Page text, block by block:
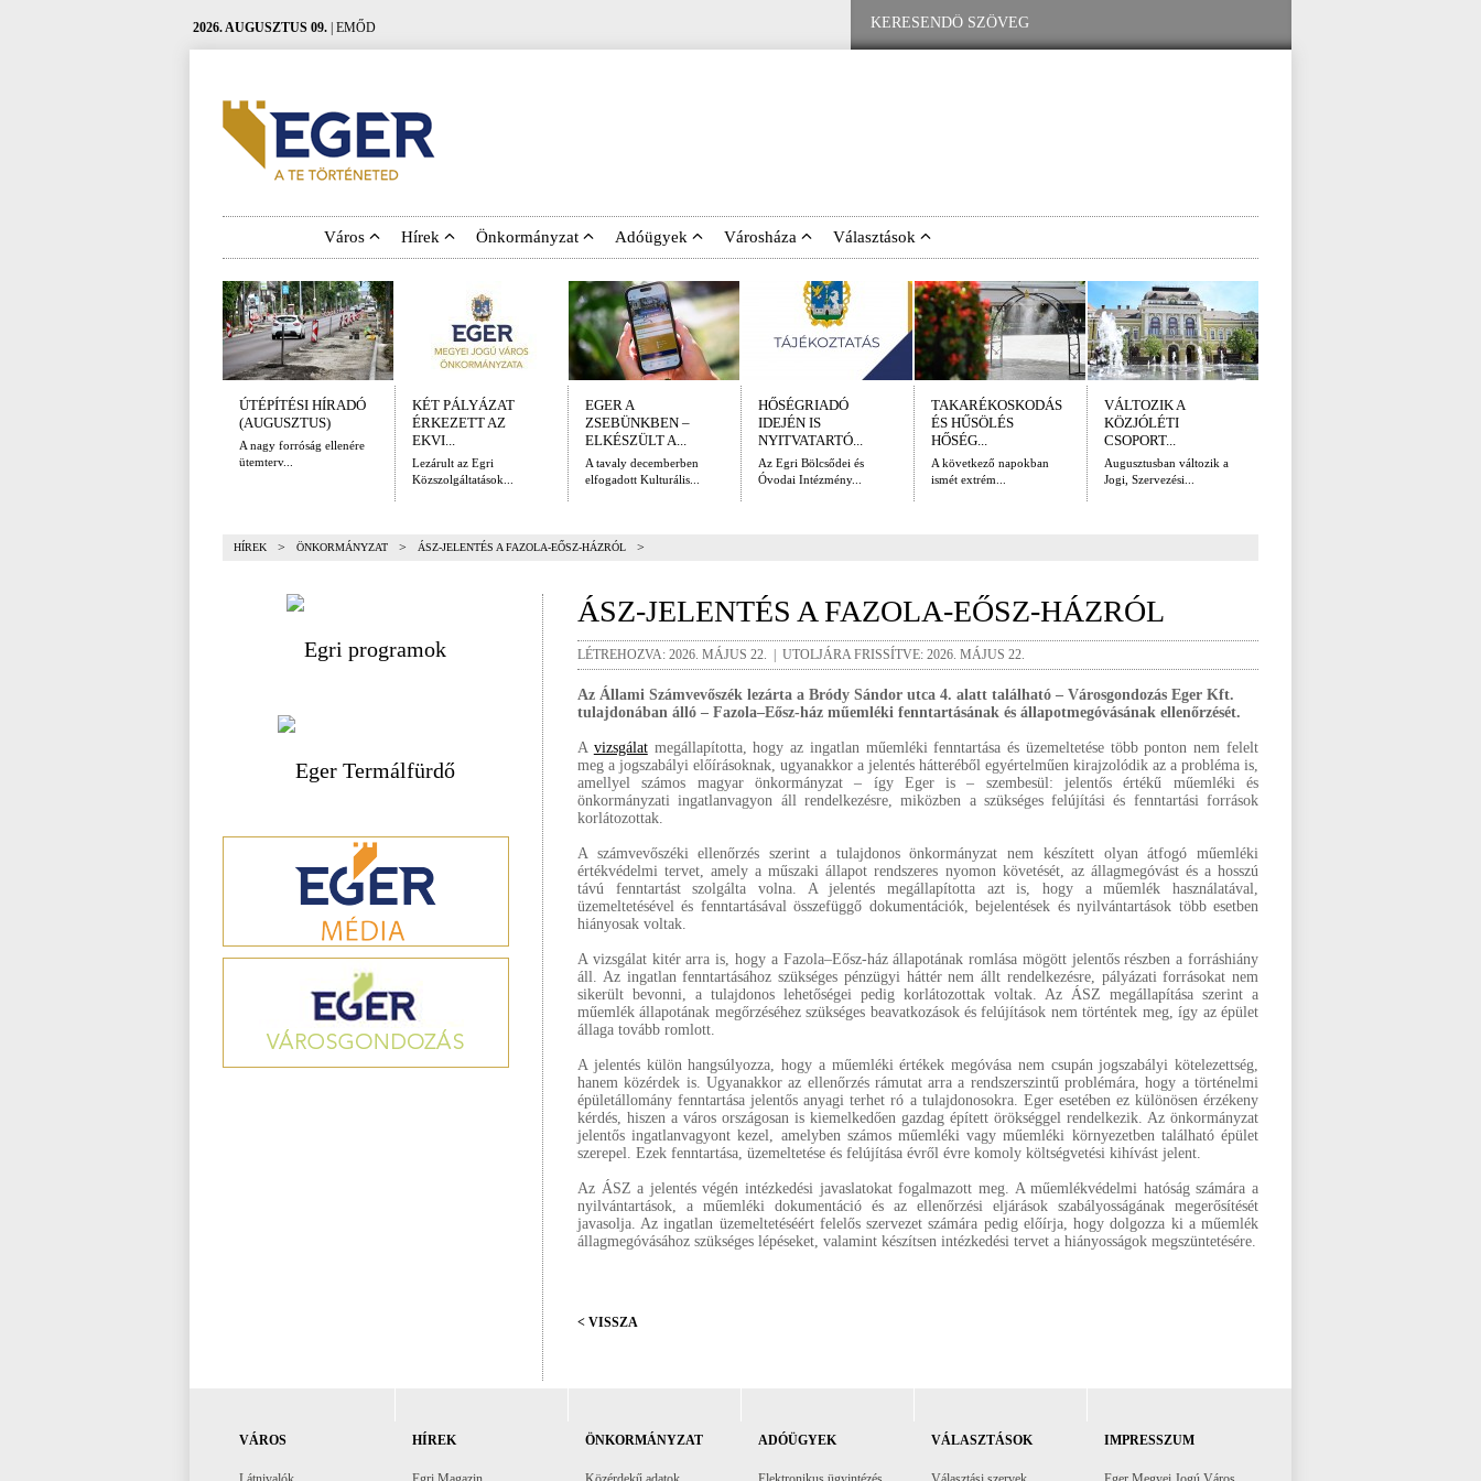
2026. AUGUSZTUS 09. | EMŐD
Város Hírek Önkormányzat Adóügyek Városháza Választások
ÚTÉPÍTÉSI HÍRADÓ
(AUGUSZTUS)
A nagy forróság ellenére
ütemterv...
KÉT PÁLYÁZAT
ÉRKEZETT AZ
EKVI...
Lezárult az Egri
Közszolgáltatások...
EGER A
ZSEBÜNKBEN –
ELKÉSZÜLT A...
A tavaly decemberben
elfogadott Kulturális...
HŐSÉGRIADÓ
IDEJÉN IS
NYITVATARTÓ...
Az Egri Bölcsődei és
Óvodai Intézmény...
TAKARÉKOSKODÁS
ÉS HŰSÖLÉS
HŐSÉG...
A következő napokban
ismét extrém...
VÁLTOZIK A
KÖZJÓLÉTI
CSOPORT...
Augusztusban változik a
Jogi, Szervezési...
HÍREK > ÖNKORMÁNYZAT > ÁSZ-JELENTÉS A FAZOLA-EŐSZ-HÁZRÓL >
ÁSZ-JELENTÉS A FAZOLA-EŐSZ-HÁZRÓL
LÉTREHOZVA: 2026. MÁJUS 22. | UTOLJÁRA FRISSÍTVE: 2026. MÁJUS 22.
Az Állami Számvevőszék lezárta a Bródy Sándor utca 4. alatt található – Városgondozás Eger Kft.
tulajdonában álló – Fazola–Eősz-ház műemléki fenntartásának és állapotmegóvásának ellenőrzését.
A vizsgálatmegállapította, hogy az ingatlan műemléki fenntartása és üzemeltetése több ponton nem felelt
meg a jogszabályi előírásoknak, ugyanakkor a jelentés hátteréből egyértelműen kirajzolódik az a probléma is,
amellyel számos magyar önkormányzat – így Eger is – szembesül: jelentős értékű műemléki és
önkormányzati ingatlanvagyon áll rendelkezésre, miközben a szükséges felújítási és fenntartási források
korlátozottak.
A számvevőszéki ellenőrzés szerint a tulajdonos önkormányzat nem készített olyan átfogó műemléki
értékvédelmi tervet, amely a műszaki állapot rendszeres nyomon követését, az állagmegóvást és a hosszú
távú fenntartást szolgálta volna. A jelentés megállapította azt is, hogy a műemlék használatával,
üzemeltetésével és fenntartásával összefüggő dokumentációk, bejelentések és nyilvántartások több esetben
hiányosak voltak.
A vizsgálat kitér arra is, hogy a Fazola–Eősz-ház állapotának romlása mögött jelentős részben a forráshiány
áll. Az ingatlan fenntartásához szükséges pénzügyi háttér nem állt rendelkezésre, pályázati forrásokat nem
sikerült bevonni, a tulajdonos lehetőségei pedig korlátozottak voltak. Az ÁSZ megállapítása szerint a
műemlék állapotának megőrzéséhez szükséges beavatkozások és felújítások nem történtek meg, így az épület
állaga tovább romlott.
A jelentés külön hangsúlyozza, hogy a műemléki értékek megóvása nem csupán jogszabályi kötelezettség,
hanem közérdek is. Ugyanakkor az ellenőrzés rámutat arra a rendszerszintű problémára, hogy a történelmi
épületállomány fenntartása jelentős anyagi terhet ró a tulajdonosokra. Eger esetében ez különösen érzékeny
kérdés, hiszen a város országosan is kiemelkedően gazdag épített örökséggel rendelkezik. Az önkormányzat
jelentős ingatlanvagyont kezel, amelyben számos műemléki vagy műemléki környezetben található épület
szerepel. Ezek fenntartása, üzemeltetése és felújítása évről évre komoly költségvetési kihívást jelent.
Az ÁSZ a jelentés végén intézkedési javaslatokat fogalmazott meg. A műemlékvédelmi hatóság számára a
nyilvántartások, a műemléki dokumentáció és az ellenőrzési eljárások szabályosságának megerősítését
javasolja. Az ingatlan üzemeltetéséért felelős szervezet számára pedig előírja, hogy dolgozza ki a műemlék
állagmegóvásához szükséges lépéseket, valamint készítsen intézkedési tervet a hiányosságok megszüntetésére.
< VISSZA
VÁROS HÍREK ÖNKORMÁNYZAT ADÓÜGYEK VÁLASZTÁSOK IMPRESSZUM